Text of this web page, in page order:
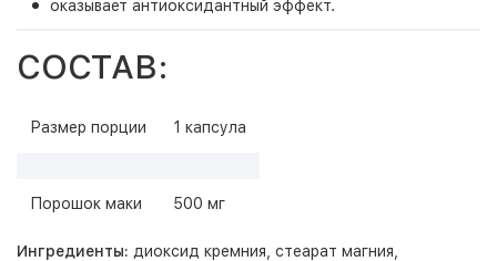
оказывает антиоксидантный эффект.
СОСТАВ:
Размер порции 1 капсула
Порошок маки 500 мг
Ингредиенты: диоксид кремния, стеарат магния,